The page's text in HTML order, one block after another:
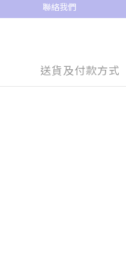
聯絡我們
送貨及付款方式